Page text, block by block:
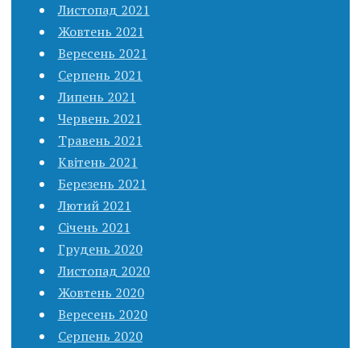
Листопад 2021
Жовтень 2021
Вересень 2021
Серпень 2021
Липень 2021
Червень 2021
Травень 2021
Квітень 2021
Березень 2021
Лютий 2021
Січень 2021
Грудень 2020
Листопад 2020
Жовтень 2020
Вересень 2020
Серпень 2020